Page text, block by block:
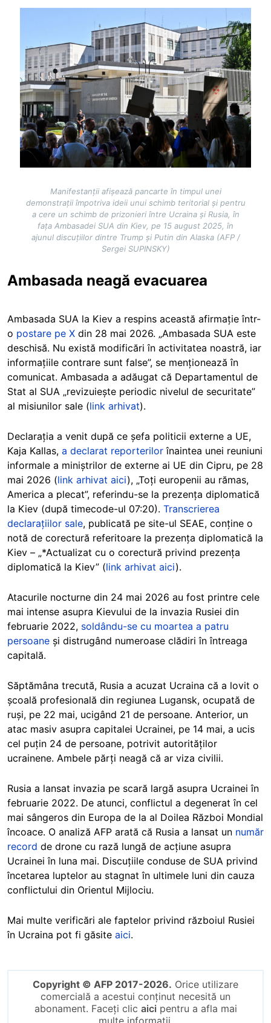
Manifestanții afișează pancarte în timpul unei
demonstrații împotriva ideii unui schimb teritorial și pentru
a cere un schimb de prizonieri între Ucraina și Rusia, în
fața Ambasadei SUA din Kiev, pe 15 august 2025, în
ajunul discuțiilor dintre Trump și Putin din Alaska (AFP /
Sergei SUPINSKY)
Ambasada neagă evacuarea
Ambasada SUA la Kiev a respins această afirmație într-
o postare pe X din 28 mai 2026. „Ambasada SUA este
deschisă. Nu există modificări în activitatea noastră, iar
informațiile contrare sunt false”, se menționează în
comunicat. Ambasada a adăugat că Departamentul de
Stat al SUA „revizuiește periodic nivelul de securitate”
al misiunilor sale (link arhivat).
Declarația a venit după ce șefa politicii externe a UE,
Kaja Kallas, a declarat reporterilor înaintea unei reuniuni
informale a miniștrilor de externe ai UE din Cipru, pe 28
mai 2026 (link arhivat aici), „Toți europenii au rămas,
America a plecat”, referindu-se la prezența diplomatică
la Kiev (după timecode-ul 07:20). Transcrierea
declarațiilor sale, publicată pe site-ul SEAE, conține o
notă de corectură referitoare la prezența diplomatică la
Kiev – „*Actualizat cu o corectură privind prezența
diplomatică la Kiev” (link arhivat aici).
Atacurile nocturne din 24 mai 2026 au fost printre cele
mai intense asupra Kievului de la invazia Rusiei din
februarie 2022, soldându-se cu moartea a patru
persoane și distrugând numeroase clădiri în întreaga
capitală.
Săptămâna trecută, Rusia a acuzat Ucraina că a lovit o
școală profesională din regiunea Lugansk, ocupată de
ruși, pe 22 mai, ucigând 21 de persoane. Anterior, un
atac masiv asupra capitalei Ucrainei, pe 14 mai, a ucis
cel puțin 24 de persoane, potrivit autorităților
ucrainene. Ambele părți neagă că ar viza civilii.
Rusia a lansat invazia pe scară largă asupra Ucrainei în
februarie 2022. De atunci, conflictul a degenerat în cel
mai sângeros din Europa de la al Doilea Război Mondial
încoace. O analiză AFP arată că Rusia a lansat un număr
record de drone cu rază lungă de acțiune asupra
Ucrainei în luna mai. Discuțiile conduse de SUA privind
încetarea luptelor au stagnat în ultimele luni din cauza
conflictului din Orientul Mijlociu.
Mai multe verificări ale faptelor privind războiul Rusiei
în Ucraina pot fi găsite aici.
Copyright © AFP 2017-2026. Orice utilizare
comercială a acestui conținut necesită un
abonament. Faceți clic aici pentru a afla mai